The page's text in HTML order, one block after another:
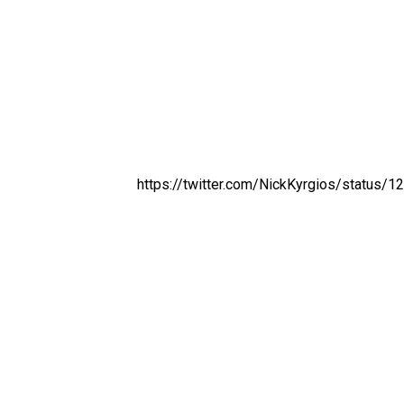
https://twitter.com/NickKyrgios/status/